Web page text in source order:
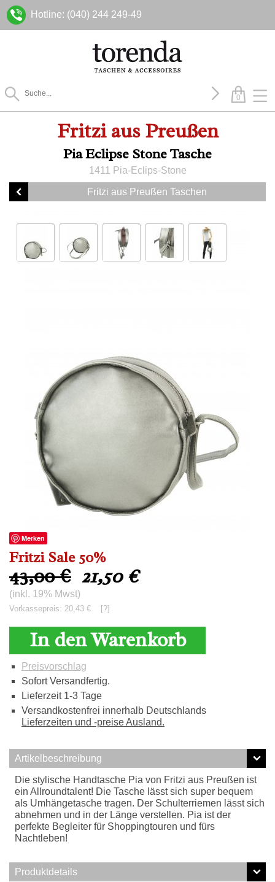
Hotline: (040) 244 249-49
0
Fritzi aus Preußen
Pia Eclipse Stone Tasche
1411 Pia-Eclips-Stone
Fritzi aus Preußen Taschen
Merken
Fritzi Sale 50%
43,00 € 21,50 €
(inkl. 19% Mwst)
Vorkassepreis: 20,43 € [?]
In den Warenkorb
Preisvorschlag
Sofort Versandfertig.
Lieferzeit 1-3 Tage
Versandkostenfrei innerhalb Deutschlands
Lieferzeiten und -preise Ausland.
Artikelbeschreibung
Die stylische Handtasche Pia von Fritzi aus Preußen ist
ein Allroundtalent! Die Tasche lässt sich super bequem
als Umhängetasche tragen. Der Schulterriemen lässt sich
abnehmen und in der Länge verstellen. Pia ist der
perfekte Begleiter für Shoppingtouren und fürs
Nachtleben!
Produktdetails